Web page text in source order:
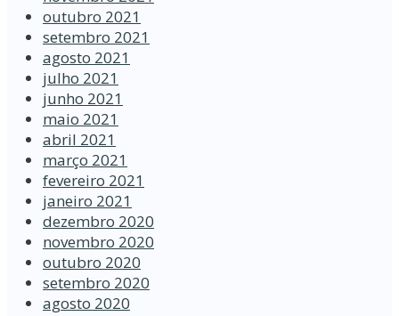
outubro 2021
setembro 2021
agosto 2021
julho 2021
junho 2021
maio 2021
abril 2021
março 2021
fevereiro 2021
janeiro 2021
dezembro 2020
novembro 2020
outubro 2020
setembro 2020
agosto 2020